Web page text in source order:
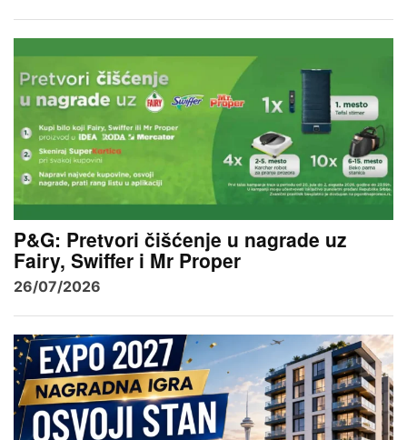
P&G: Pretvori čišćenje u nagrade uz
Fairy, Swiffer i Mr Proper
26/07/2026